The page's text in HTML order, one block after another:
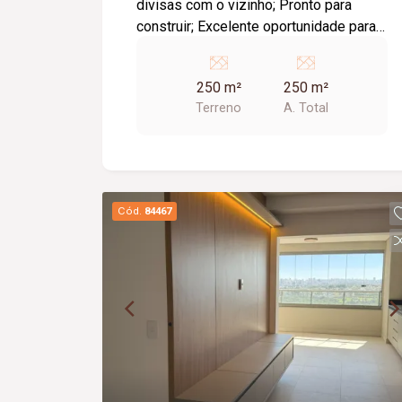
divisas com o vizinho; Pronto para
construir; Excelente oportunidade para
250 m²
Terreno
250 m²
A. Total
Cód. 84467